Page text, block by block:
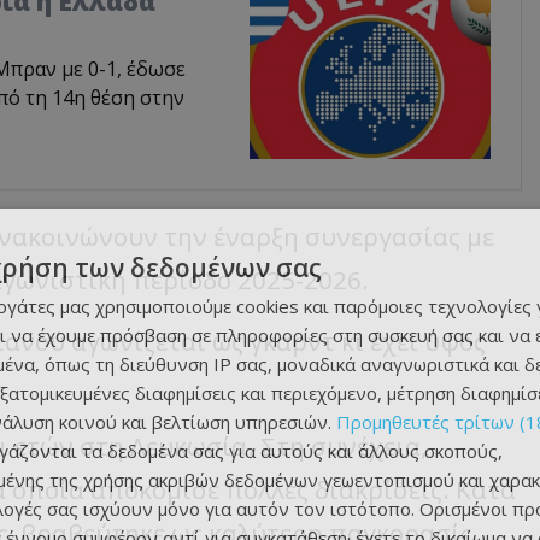
με 0-1, έδωσε
τη 14η θέση στην
την έναρξη συνεργασίας με
περίοδο 2025-2026.
αγωνίζεται ως γκαρντ κι έχει ύψος
ετών στη Λευκωσία. Στη συνέχεια,
αποκόμισε πολλές διακρίσεις. Κατά
βραβεύτηκε ως καλύτερη παγκορασίς,
των δεδομένων σας
μας χρησιμοποιούμε cookies και παρόμοιες τεχνολογίες
να έχουμε πρόσβαση σε πληροφορίες στη συσκευή σας και να
όπως τη διεύθυνση IP σας, μοναδικά αναγνωριστικά και
διαφημίσεις και περιεχόμενο, μέτρηση
κοινού και βελτίωση υπηρεσιών. Προμηθευτές τρίτων
τα δεδομένα σας για αυτούς και άλλους σκοπούς,
της χρήσης ακριβών δεδομένων γεωεντοπισμού και
σας ισχύουν μόνο για αυτόν τον ιστότοπο. Ορισμένοι